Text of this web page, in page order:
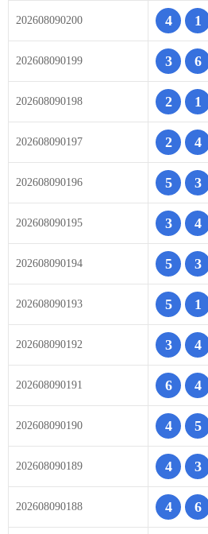
202608090200 4 1
202608090199 3 6
202608090198 2 1
202608090197 2 4
202608090196 5 3
202608090195 3 4
202608090194 5 3
202608090193 5 1
202608090192 3 4
202608090191 6 4
202608090190 4 5
202608090189 4 3
202608090188 4 6